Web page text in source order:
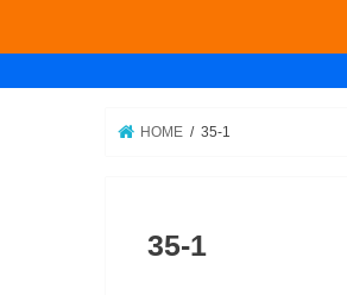
HOME 35-1
35-1